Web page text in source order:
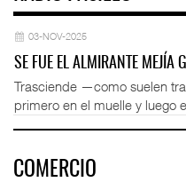
03-NOV-2025
SE FUE EL ALMIRANTE MEJÍA
Trasciende —como suelen
primero en el muelle y luego
COMERCIO